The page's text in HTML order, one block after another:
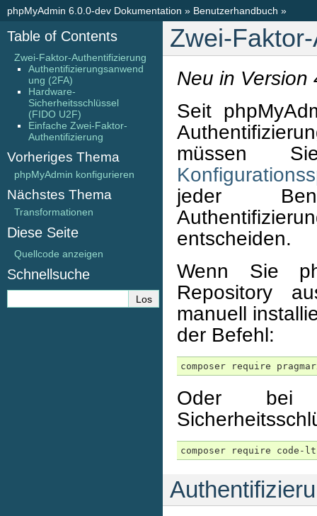
phpMyAdmin 6.0.0-dev Dokumentation » Benutzerhandbuch »
Zwei-
Neu in Version
Seit
müssen
jeder
entscheiden.
Wenn Sie
Repository
manuell
der Befehl:
Oder bei
Table of Contents
Zwei-Faktor-Authentifizierung
Authentifizierungsanwend
ung (2FA)
Hardware-
Sicherheitsschlüssel
(FIDO U2F)
Einfache Zwei-Faktor-
Authentifizierung
Vorheriges Thema
phpMyAdmin konfigurieren
Nächstes Thema
Transformationen
Diese Seite
Quellcode anzeigen
Schnellsuche